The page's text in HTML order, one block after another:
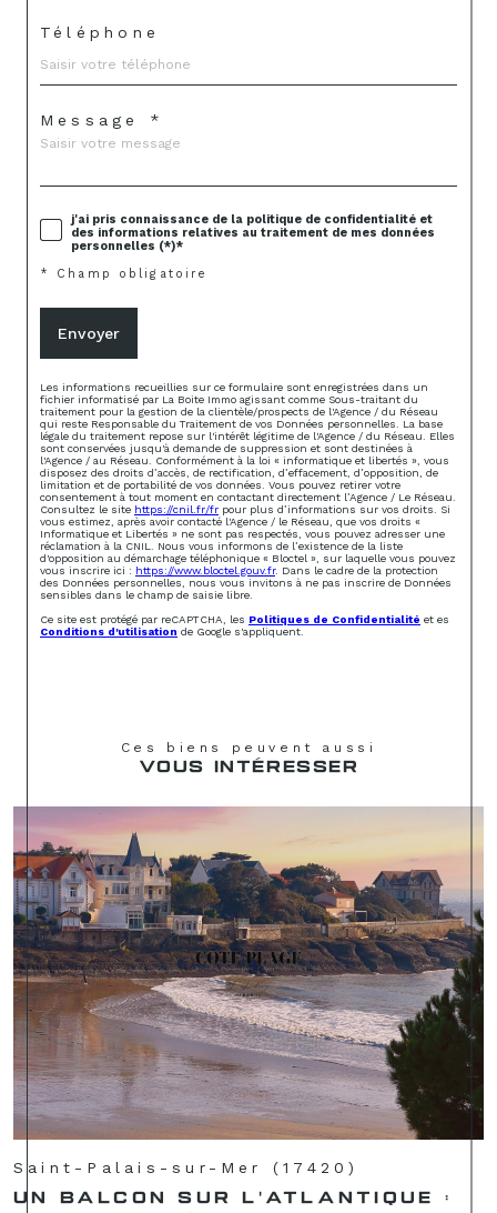
Téléphone
Message *
j'ai pris connaissance de la politique de confidentialité et
des informations relatives au traitement de mes données
personnelles (*)*
* Champ obligatoire
Envoyer
Les informations recueillies sur ce formulaire sont enregistrées dans un
fichier informatisé par La Boite Immo agissant comme Sous-traitant du
traitement pour la gestion de la clientèle/prospects de l'Agence / du Réseau
qui reste Responsable du Traitement de vos Données personnelles. La base
légale du traitement repose sur l'intérêt légitime de l'Agence / du Réseau. Elles
sont conservées jusqu'à demande de suppression et sont destinées à
l'Agence / au Réseau. Conformément à la loi « informatique et libertés », vous
disposez des droits d’accès, de rectification, d’effacement, d’opposition, de
limitation et de portabilité de vos données. Vous pouvez retirer votre
consentement à tout moment en contactant directement l’Agence / Le Réseau.
Consultez le site https://cnil.fr/fr pour plus d’informations sur vos droits. Si
vous estimez, après avoir contacté l'Agence / le Réseau, que vos droits «
Informatique et Libertés » ne sont pas respectés, vous pouvez adresser une
réclamation à la CNIL. Nous vous informons de l’existence de la liste
d'opposition au démarchage téléphonique « Bloctel », sur laquelle vous pouvez
vous inscrire ici : https://www.bloctel.gouv.fr. Dans le cadre de la protection
des Données personnelles, nous vous invitons à ne pas inscrire de Données
sensibles dans le champ de saisie libre.
Ce site est protégé par reCAPTCHA, les Politiques de Confidentialité et es
Conditions d'utilisation de Google s'appliquent.
Ces biens peuvent aussi
VOUS INTÉRESSER
Saint-Palais-sur-Mer (17420)
UN BALCON SUR L'ATLANTIQUE :